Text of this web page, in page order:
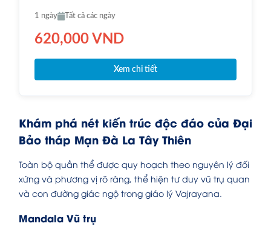
1 ngày Tất cả các ngày
620,000 VND
Xem chi tiết
Khám phá nét kiến trúc độc đáo của Đại
Bảo tháp Mạn Đà La Tây Thiên
Toàn bộ quần thể được quy hoạch theo nguyên lý đối
xứng và phương vị rõ ràng, thể hiện tư duy vũ trụ quan
và con đường giác ngộ trong giáo lý Vajrayana.
Mandala Vũ trụ